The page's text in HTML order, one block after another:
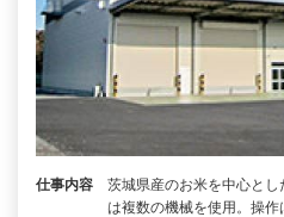
仕事内容
茨城県産のお米を中心と
は複数の機械を使用。操